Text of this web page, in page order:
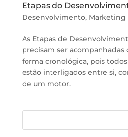
Etapas do
Desenvolvimento, Marketing
As Etapas de
precisam ser acompanhadas
forma cronológica, pois
estão interligados entre si,
de um motor.